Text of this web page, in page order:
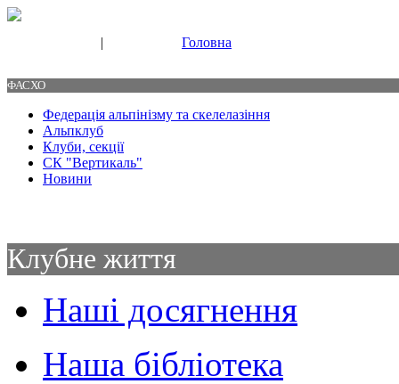
| Головна
ФАСХО
Федерація альпінізму та скелелазіння
Альпклуб
Клуби, секції
СК "Вертикаль"
Новини
Клубне життя
Наші досягнення
Наша бібліотека